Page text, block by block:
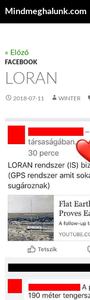
Mindmeghalunk.com
« Előző
FACEBOOK
LORAN
2018-07-11 WINTER